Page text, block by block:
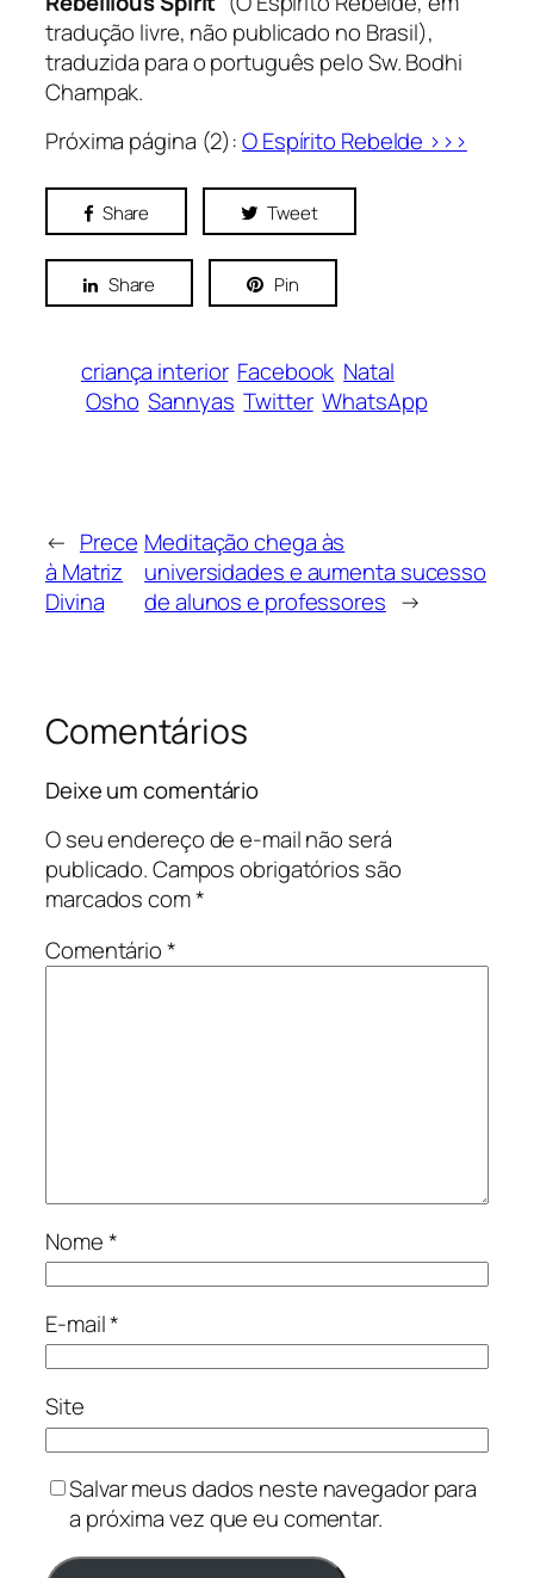
tradução livre, não publicado no Brasil),
traduzida para o português pelo Sw. Bodhi
Champak.
Próxima página (2):O Espírito Rebelde >>>
Share Tweet
Share Pin
criança interior Facebook Natal
Osho Sannyas Twitter WhatsApp
← Prece
à Matriz
Divina
Meditação chega às
universidades e aumenta sucesso
de alunos e professores →
Comentários
Deixe um comentário
O seu endereço de e-mail não será
publicado.Campos obrigatórios são
marcados com*
Comentário*
Nome*
E-mail*
Site
Salvar meus dados neste navegador para
a próxima vez que eu comentar.